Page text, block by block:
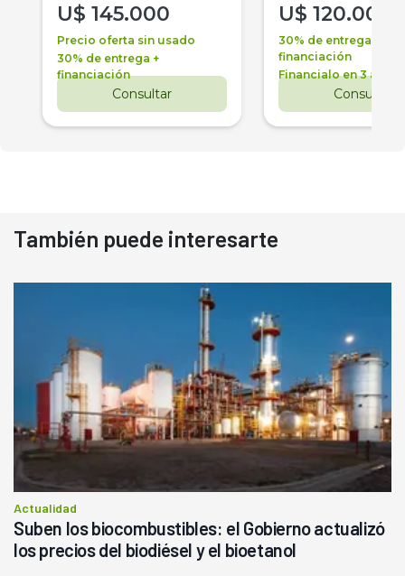
U$ 145.000
Precio oferta sin usado
30% de entrega +
financiación
Consultar
U$ 120.000
30% de entrega +
financiación
Financialo en 3 años
Consultar
También puede interesarte
Actualidad
Suben los biocombustibles: el Gobierno actualizó
los precios del biodiésel y el bioetanol